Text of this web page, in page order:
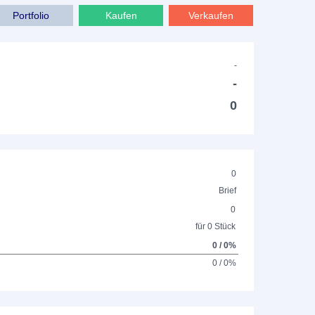
Portfolio Kaufen Verkaufen
-
-
0
0
Brief
0
für 0 Stück
0 / 0%
0 / 0%